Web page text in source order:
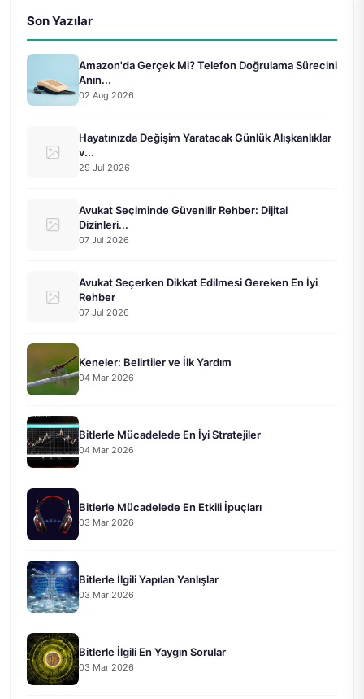
Son Yazılar
Amazon'da Gerçek Mi? Telefon Doğrulama Sürecini
Anın...
02 Aug 2026
Hayatınızda Değişim Yaratacak Günlük Alışkanlıklar
v...
29 Jul 2026
Avukat Seçiminde Güvenilir Rehber: Dijital
Dizinleri...
07 Jul 2026
Avukat Seçerken Dikkat Edilmesi Gereken En İyi
Rehber
07 Jul 2026
Keneler: Belirtiler ve İlk Yardım
04 Mar 2026
Bitlerle Mücadelede En İyi Stratejiler
04 Mar 2026
Bitlerle Mücadelede En Etkili İpuçları
03 Mar 2026
Bitlerle İlgili Yapılan Yanlışlar
03 Mar 2026
Bitlerle İlgili En Yaygın Sorular
03 Mar 2026